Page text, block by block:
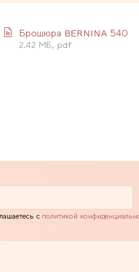
Брошюра BERNINA 540
2.42 МБ, pdf
с политикой